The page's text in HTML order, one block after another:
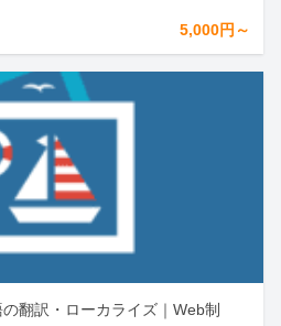
5,000円～
翻訳・ローカライズ｜Web制